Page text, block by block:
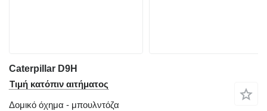
Caterpillar D9H
Τιμή κατόπιν αιτήματος
Δομικό όχημα - μπουλντόζα